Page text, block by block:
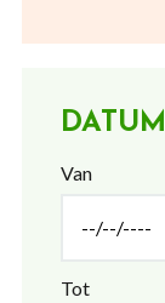
DATUM
Van
Tot